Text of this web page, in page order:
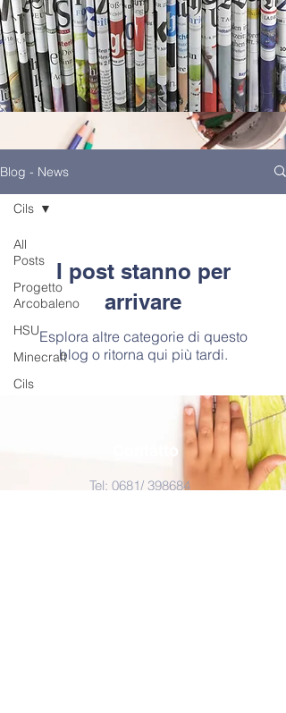
Blog - News
All
Posts
Progetto
Arcobaleno
HSU
Minecraft
Cils
Cils
I post stanno per
arrivare
Esplora altre categorie di questo
blog o ritorna qui più tardi.
Tel: 0681/ 398684